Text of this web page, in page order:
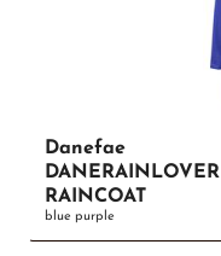
Danefae
DANERAINLOVER
RAINCOAT
blue purple